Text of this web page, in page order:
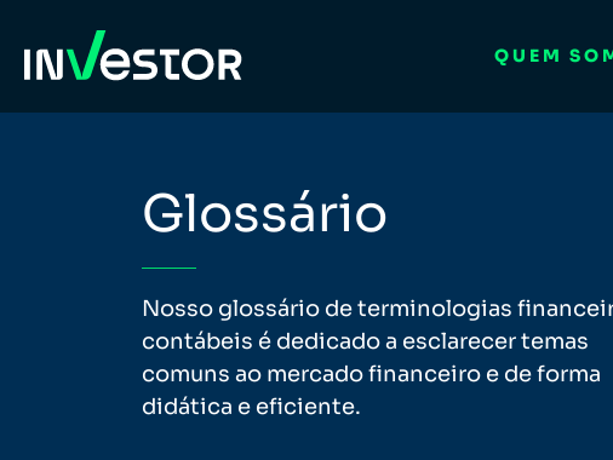
QUEM
Glossário
Nosso glossário de terminologias
contábeis é dedicado a esclarecer temas
comuns ao mercado financeiro e de forma
didática e eficiente.